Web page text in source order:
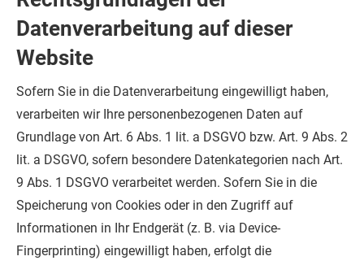
Datenverarbeitung auf dieser
Website
Sofern Sie in die Datenverarbeitung eingewilligt haben,
verarbeiten wir Ihre personenbezogenen Daten auf
Grundlage von Art. 6 Abs. 1 lit. a DSGVO bzw. Art. 9 Abs. 2
lit. a DSGVO, sofern besondere Datenkategorien nach Art.
9 Abs. 1 DSGVO verarbeitet werden. Sofern Sie in die
Speicherung von Cookies oder in den Zugriff auf
Informationen in Ihr Endgerät (z. B. via Device-
Fingerprinting) eingewilligt haben, erfolgt die